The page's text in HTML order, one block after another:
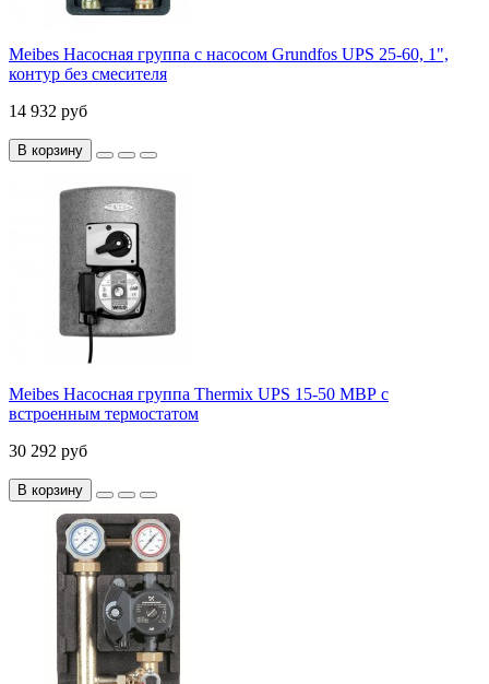
Meibes Насосная группа с насосом Grundfos UPS 25-60, 1",
контур без смесителя
14 932 руб
В корзину
Meibes Насосная группа Thermix UPS 15-50 МВР с
встроенным термостатом
30 292 руб
В корзину